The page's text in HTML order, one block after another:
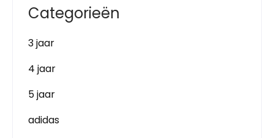
Categorieën
3 jaar
4 jaar
5 jaar
adidas